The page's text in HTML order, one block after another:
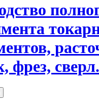
фрез, сверл.